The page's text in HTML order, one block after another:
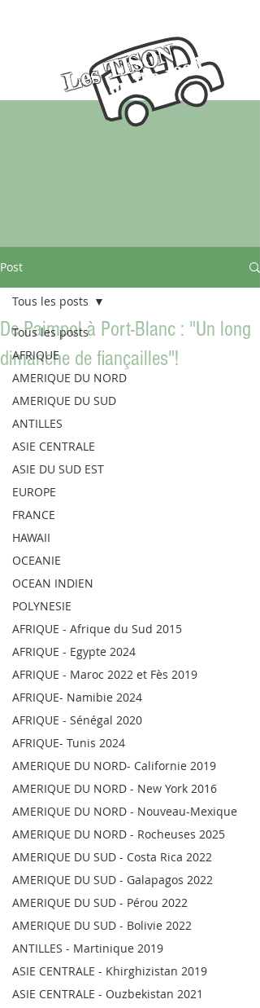
on the road
Les TISON
Post
Tous les posts
AFRIQUE
AMERIQUE DU NORD
AMERIQUE DU SUD
ANTILLES
ASIE CENTRALE
ASIE DU SUD EST
EUROPE
FRANCE
HAWAII
OCEANIE
OCEAN INDIEN
POLYNESIE
AFRIQUE - Afrique du Sud 2015
AFRIQUE - Egypte 2024
AFRIQUE - Maroc 2022 et Fès 2019
AFRIQUE- Namibie 2024
AFRIQUE - Sénégal 2020
AFRIQUE- Tunis 2024
AMERIQUE DU NORD- Californie 2019
AMERIQUE DU NORD - New York 2016
AMERIQUE DU NORD - Nouveau-Mexique
AMERIQUE DU NORD - Rocheuses 2025
AMERIQUE DU SUD - Costa Rica 2022
AMERIQUE DU SUD - Galapagos 2022
AMERIQUE DU SUD - Pérou 2022
AMERIQUE DU SUD - Bolivie 2022
ANTILLES - Martinique 2019
ASIE CENTRALE - Khirghizistan 2019
ASIE CENTRALE - Ouzbekistan 2021
Tous les posts
De Paimpol à Port-Blanc : "Un long
dimanche de fiançailles"!